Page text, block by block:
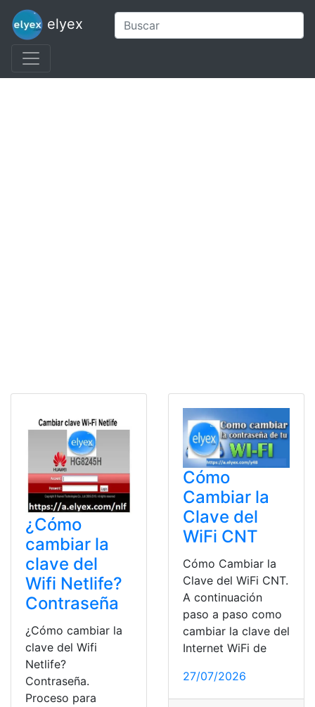
elyex
¿Cómo
cambiar la
clave del
Wifi Netlife?
Contraseña
¿Cómo cambiar la
clave del Wifi
Netlife?
Contraseña.
Proceso para
Cómo
Cambiar la
Clave del
WiFi CNT
Cómo Cambiar la
Clave del WiFi CNT.
A continuación
paso a paso como
cambiar la clave del
Internet WiFi de
27/07/2026